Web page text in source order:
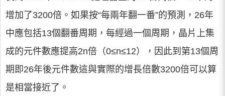
增加了3200倍。如果按“每兩年翻一番”的預測，26年
中應包括13個翻番周期，每經過一個周期，晶片上集
成的元件數應提高2n倍（0≤n≤12），因此到第13個周
期即26年後元件數這與實際的增長倍數3200倍可以算
是相當接近了。